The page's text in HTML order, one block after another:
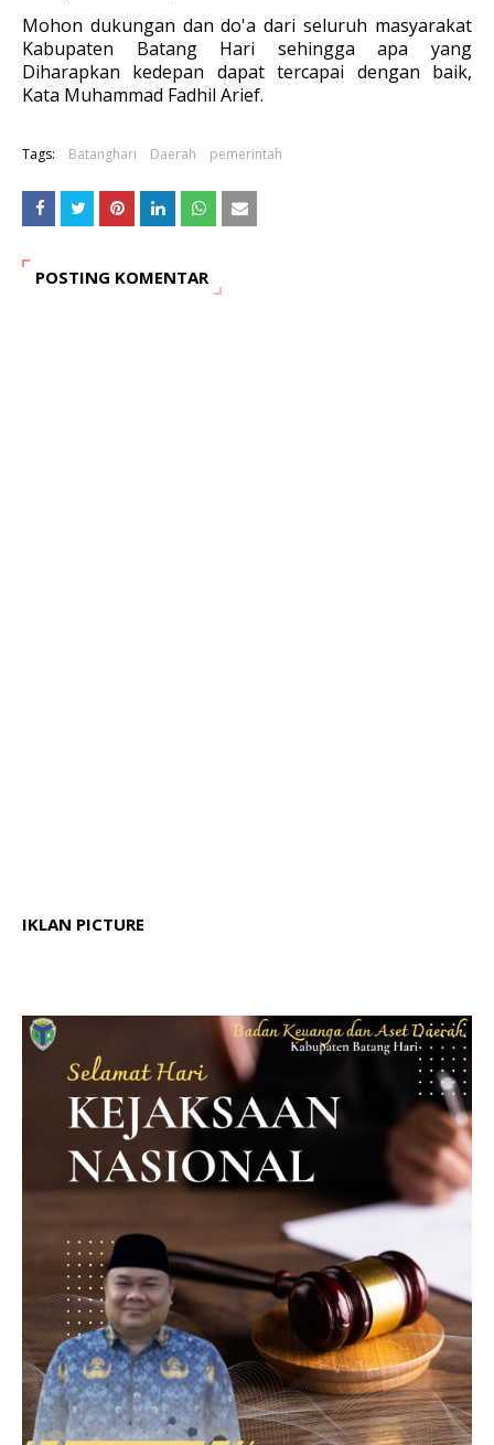
Mohon dukungan dan do'a dari seluruh masyarakat
Kabupaten Batang Hari sehingga apa yang
Diharapkan kedepan dapat tercapai dengan baik,
Kata Muhammad Fadhil Arief.
Tags: Batanghari Daerah pemerintah
POSTING KOMENTAR
IKLAN PICTURE